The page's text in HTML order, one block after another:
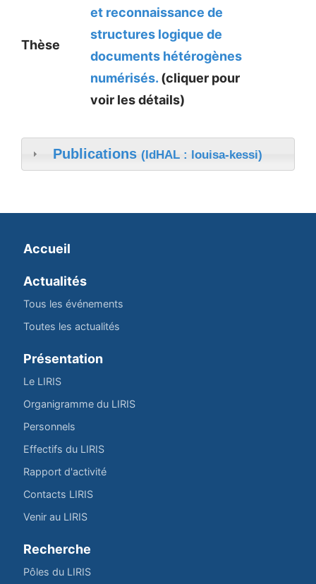
Thèse
et reconnaissance de
structures logique de
documents hétérogènes
numérisés. (cliquer pour
voir les détails)
Publications (IdHAL : louisa-kessi)
Accueil
Actualités
Tous les événements
Toutes les actualités
Présentation
Le LIRIS
Organigramme du LIRIS
Personnels
Effectifs du LIRIS
Rapport d'activité
Contacts LIRIS
Venir au LIRIS
Recherche
Pôles du LIRIS